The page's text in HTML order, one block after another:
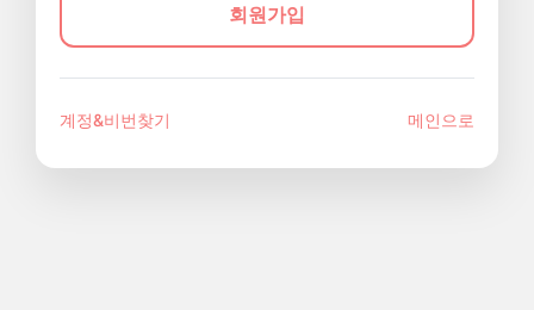
회원가입
계정&비번찾기 메인으로